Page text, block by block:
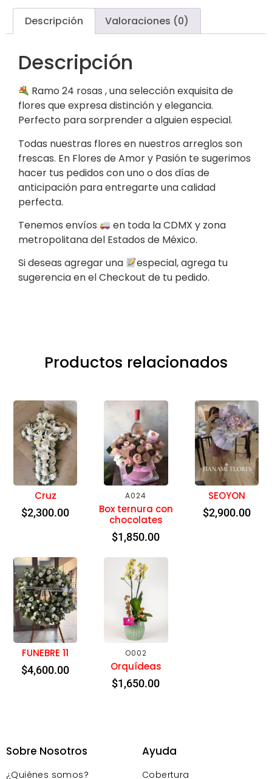
Descripción Valoraciones (0)
Descripción
Ramo 24 rosas , una selección exquisita de
flores que expresa distinción y elegancia.
Perfecto para sorprender a alguien especial.
Todas nuestras flores en nuestros arreglos son
frescas. En Flores de Amor y Pasión te sugerimos
hacer tus pedidos con uno o dos días de
anticipación para entregarte una calidad
perfecta.
Tenemos envíos
en toda la CDMX y zona
metropolitana del Estados de México.
Si deseas agregar una
especial, agrega tu
sugerencia en el Checkout de tu pedido.
Productos relacionados
Cruz
$2,300.00
A024
Box ternura con
chocolates
$1,850.00
SEOYON
$2,900.00
FUNEBRE 11
$4,600.00
O002
Orquídeas
$1,650.00
Sobre Nosotros
¿Quiénes somos?
Ayuda
Cobertura